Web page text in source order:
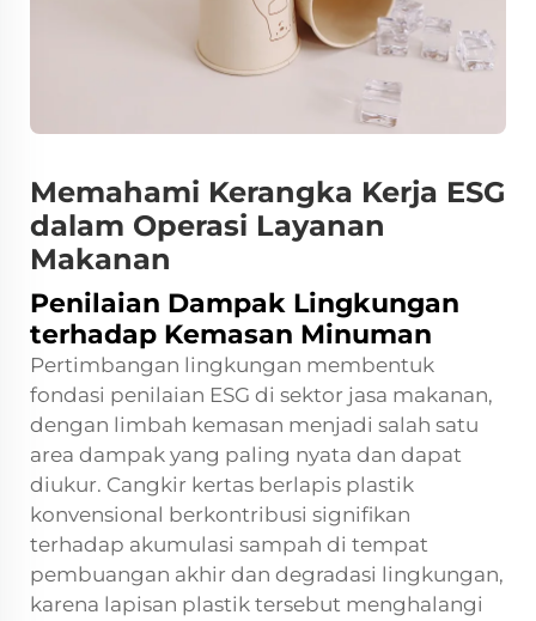
Memahami Kerangka Kerja ESG
dalam Operasi Layanan
Makanan
Penilaian Dampak Lingkungan
terhadap Kemasan Minuman
Pertimbangan lingkungan membentuk
fondasi penilaian ESG di sektor jasa makanan,
dengan limbah kemasan menjadi salah satu
area dampak yang paling nyata dan dapat
diukur. Cangkir kertas berlapis plastik
konvensional berkontribusi signifikan
terhadap akumulasi sampah di tempat
pembuangan akhir dan degradasi lingkungan,
karena lapisan plastik tersebut menghalangi